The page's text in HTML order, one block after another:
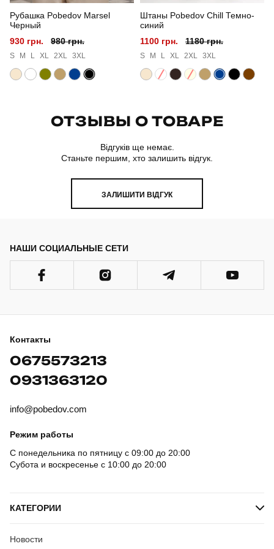
Рубашка Pobedov Marsel
Черный
930 грн.
980 грн.
S M L XL 2XL 3XL
Штаны Pobedov Chill Темно-
синий
1100 грн.
1180 грн.
S M L XL 2XL 3XL
ОТЗЫВЫ О ТОВАРЕ
Відгуків ще немає.
Станьте першим, хто залишить відгук.
ЗАЛИШИТИ ВІДГУК
НАШИ СОЦИАЛЬНЫЕ СЕТИ
Контакты
0675573213
0931363120
info@pobedov.com
Режим работы
С понедельника по пятницу с 09:00 до 20:00
Субота и воскресенье с 10:00 до 20:00
КАТЕГОРИИ
Новости